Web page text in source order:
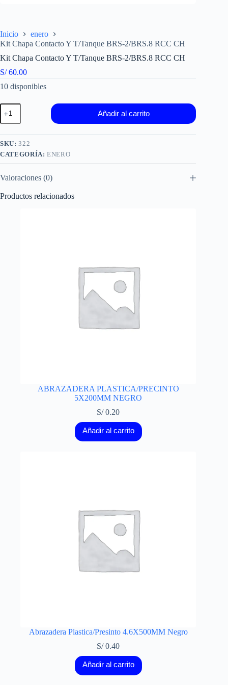
Inicio
enero
Kit Chapa Contacto Y T/Tanque BRS-2/BRS.8 RCC CH
Kit Chapa Contacto Y T/Tanque BRS-2/BRS.8 RCC CH
S/60.00
10 disponibles
Kit
Chapa
Contacto
Y
T/Tanque
BRS-
2/BRS.8
CH
Añadir al carrito
SKU:322
CATEGORÍA:ENERO
Valoraciones (0)
Productos relacionados
ABRAZADERA PLASTICA/PRECINTO
5X200MM NEGRO
S/0.20
Añadir al carrito
Abrazadera Plastica/Presinto 4.6X500MM Negro
S/0.40
Añadir al carrito